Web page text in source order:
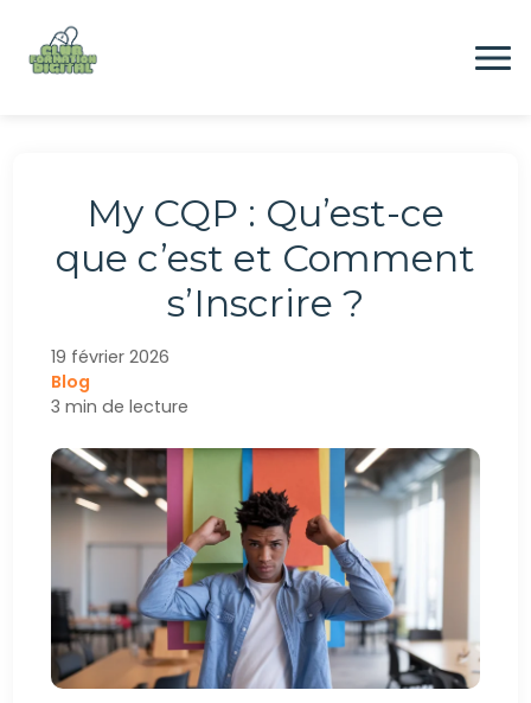
contenu
My CQP : Qu’est-ce
que c’est et Comment
s’Inscrire ?
19 février 2026
Blog
3 min de lecture